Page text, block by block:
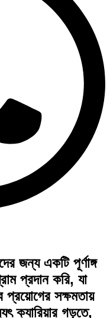
জন্য একটি পূর্ণাঙ্গ
প্রদান করি, যা
প্রয়োগের সক্ষমতায়
ক্যারিয়ার গড়তে,